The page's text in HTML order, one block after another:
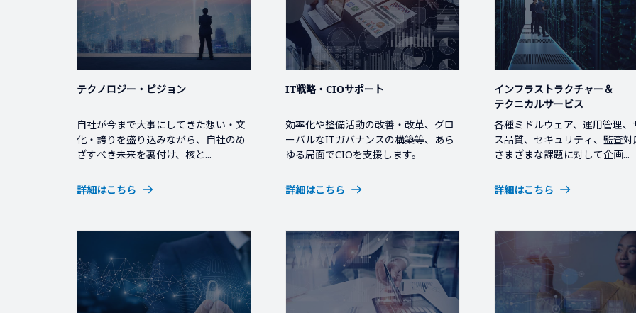
テクノロジー・ビジョン
自社が今まで大事にしてきた想い・文
化・誇りを盛り込みながら、自社のめ
ざすべき未来を裏付け、核と...
詳細はこちら
IT戦略・CIOサポート
効率化や整備活動の改善・改革、グロ
ーバルなITガバナンスの構築等、あら
ゆる局面でCIOを支援します。
詳細はこちら
インフラストラクチャー＆
テクニカルサービス
各種ミドルウェア、運用管理、
ス品質、セキュリティ、監査対
さまざまな課題に対して企画...
詳細はこちら